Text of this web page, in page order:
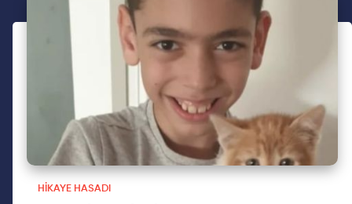
HIKAYE HASADI